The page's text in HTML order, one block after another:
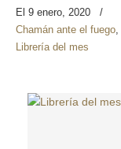
El 9 enero, 2020
/
Chamán ante el fuego,
Librería del mes